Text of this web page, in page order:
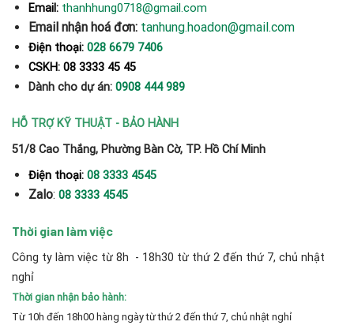
Email: thanhhung0718@gmail.com
Email nhận hoá đơn: tanhung.hoadon@gmail.com
Điện thoại: 028 6679 7406
CSKH: 08 3333 45 45
Dành cho dự án: 0908 444 989
HỖ TRỢ KỸ THUẬT - BẢO HÀNH
51/8 Cao Thắng, Phường Bàn Cờ, TP. Hồ Chí Minh
Điện thoại: 08 3333 4545
Zalo: 08 3333 4545
Thời gian làm việc
Công ty làm việc từ 8h - 18h30 từ thứ 2 đến thứ 7, chủ nhật
nghỉ
Thời gian nhận bảo hành:
Từ 10h đến 18h00 hàng ngày từ thứ 2 đến thứ 7, chủ nhật nghỉ